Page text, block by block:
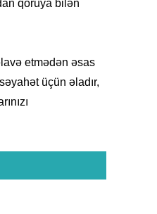
qoruya bilən
etmədən əsas
üçün əladır,